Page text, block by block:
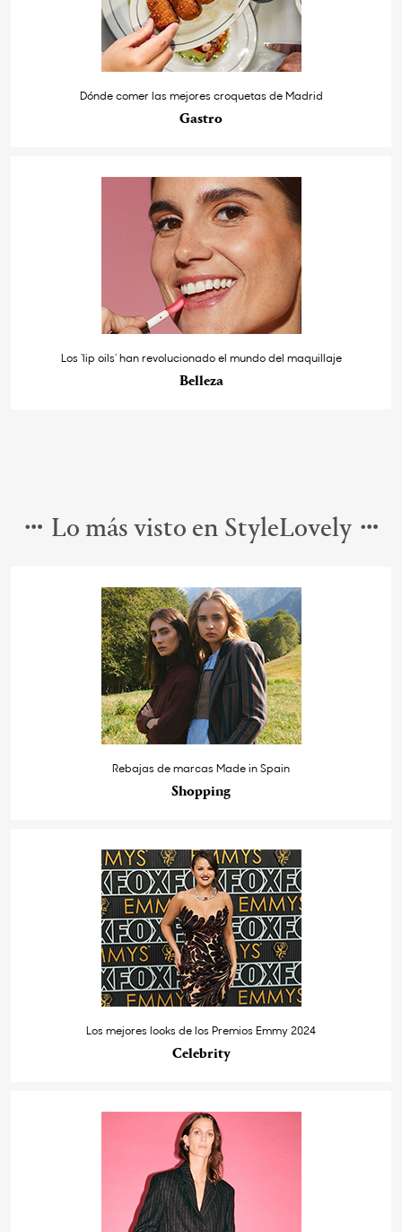
Dónde comer las mejores croquetas de Madrid
Gastro
Los ‘lip oils’ han revolucionado el mundo del maquillaje
Belleza
Lo más visto en StyleLovely
Rebajas de marcas Made in Spain
Shopping
Los mejores looks de los Premios Emmy 2024
Celebrity